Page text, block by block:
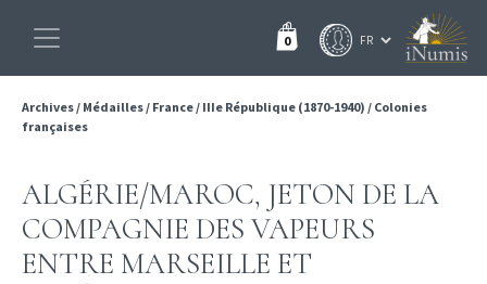
0
Archives/ Médailles/ France/ IIIe République (1870-1940) / Colonies
françaises
ALGÉRIE/MAROC, JETON DE LA
COMPAGNIE DES VAPEURS
ENTRE MARSEILLE ET